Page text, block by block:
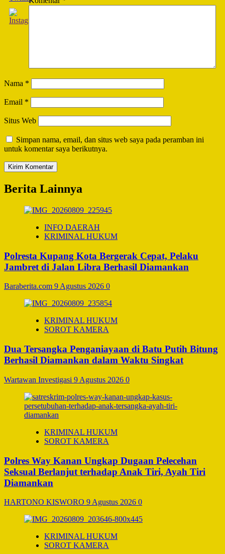
Nama *
Email *
Situs Web
Simpan nama, email, dan situs web saya pada peramban ini
untuk komentar saya berikutnya.
Berita Lainnya
INFO DAERAH
KRIMINAL HUKUM
Polresta Kupang Kota Bergerak Cepat, Pelaku
Jambret di Jalan Libra Berhasil Diamankan
Baraberita.com 9 Agustus 2026 0
KRIMINAL HUKUM
SOROT KAMERA
Dua Tersangka Penganiayaan di Batu Putih Bitung
Berhasil Diamankan dalam Waktu Singkat
Wartawan Investigasi 9 Agustus 2026 0
KRIMINAL HUKUM
SOROT KAMERA
Polres Way Kanan Ungkap Dugaan Pelecehan
Seksual Berlanjut terhadap Anak Tiri, Ayah Tiri
Diamankan
HARTONO KISWORO 9 Agustus 2026 0
KRIMINAL HUKUM
SOROT KAMERA